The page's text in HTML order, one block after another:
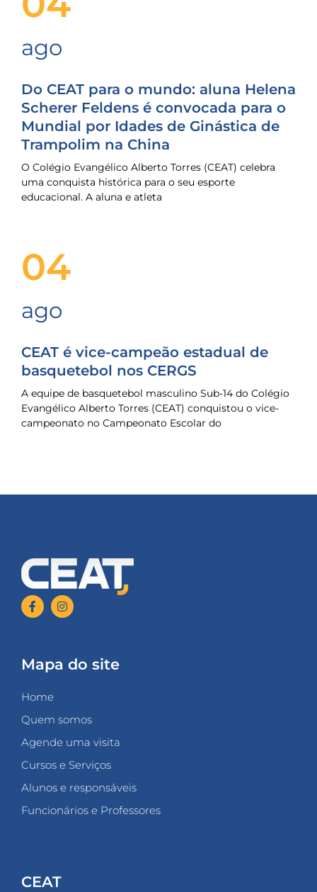
ago
Do CEAT para o mundo: aluna Helena
Scherer Feldens é convocada para o
Mundial por Idades de Ginástica de
Trampolim na China
O Colégio Evangélico Alberto Torres (CEAT) celebra
uma conquista histórica para o seu esporte
educacional. A aluna e atleta
04
ago
CEAT é vice-campeão estadual de
basquetebol nos CERGS
A equipe de basquetebol masculino Sub-14 do Colégio
Evangélico Alberto Torres (CEAT) conquistou o vice-
campeonato no Campeonato Escolar do
Mapa do site
Home
Quem somos
Agende uma visita
Cursos e Serviços
Alunos e responsáveis
Funcionários e Professores
CEAT